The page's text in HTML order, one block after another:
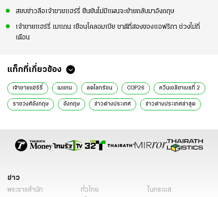
สยบข่าวลือเจ้าชายแฮร์รี่ ยืนยันไม่มีแผนจะย้ายกลับมาอังกฤษ
เจ้าชายแฮร์รี่ เมแกน เยือนโคลอมเบีย ชาติที่สองของแอฟริกา ช่วงไม่กี่
เดือน
แท็กที่เกี่ยวข้อง
เจ้าชายแฮร์รี่ เมแกน ลดโลกร้อน COP26 ควีนเอลิซาเบธที่ 2
ราชวงศ์อังกฤษ อังกฤษ ข่าวต่างประเทศ ข่าวต่างประเทศล่าสุด
ข่าว
พระราชสำนัก ทั่วไทย
ในกระแส